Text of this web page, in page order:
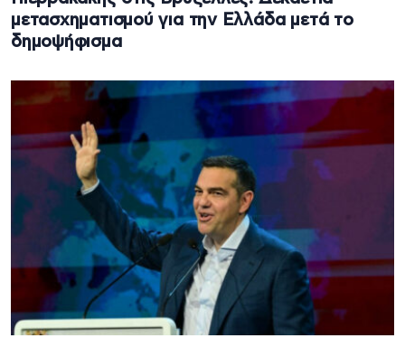
μετασχηματισμού για την Ελλάδα μετά το
δημοψήφισμα